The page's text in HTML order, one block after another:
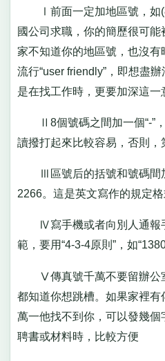
Ⅰ前面一定加地區號，如
國公司求職，你的簡歷很可
家不知道你的地區號，也沒
流行“user friendly”，即想盡
是在找工作時，更要加深這一
Ⅱ8個號碼之間加一個“-”，
讀撥打起來比較容易，否則，
Ⅲ區號后的括號和號碼間
2266。這是英文寫作的規定格
Ⅳ寫手機或者向別人通報
範，要用“4-3-4原則”，如
Ⅴ傳真號千萬不要留辦公
都知道你想跳槽。如果家裡有
萬一他找不到你，可以發幾
聘書或材料時，比較方便